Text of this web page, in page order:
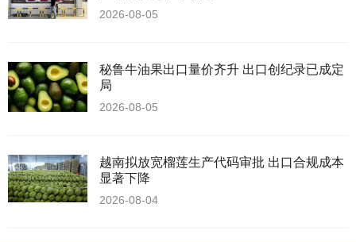
2026-08-05
秘鲁牛油果出口量价齐升 出口创纪录已成定
局
2026-08-05
越南拟放宽榴莲生产代码审批 出口合规成本
显著下降
2026-08-04